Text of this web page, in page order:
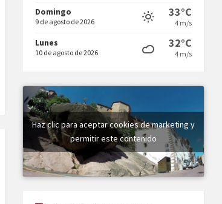
Vermuts a la Font. Hit parit
Domingo
9 de agosto de 2026
33°C
4 m/s
Lunes
10 de agosto de 2026
32°C
4 m/s
Haz clic para aceptar cookies de marketing y
permitir este contenido